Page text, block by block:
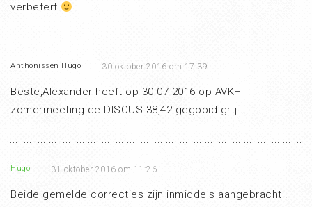
verbetert
Anthonissen Hugo 30 oktober 2016 om 17:39
Beste,Alexander heeft op 30-07-2016 op AVKH
zomermeeting de DISCUS 38,42 gegooid grtj
Hugo 31 oktober 2016 om 11:26
Beide gemelde correcties zijn inmiddels aangebracht !